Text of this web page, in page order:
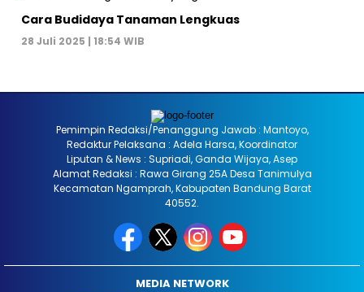
Cara Budidaya Tanaman Lengkuas
28 Juli 2025 | 18:54 WIB
Pemimpin Redaksi/Penanggung Jawab : Mantoyo,
Redaktur Pelaksana : Adela Harsa, Koordinator
Liputan & News : Supriadi, Ganda Wijaya, Asep
Alamat Redaksi : Rawa Girang 25A Desa Tanimulya
Kecamatan Ngamprah, Kabupaten Bandung Barat
40552.
MEDIA NETWORK